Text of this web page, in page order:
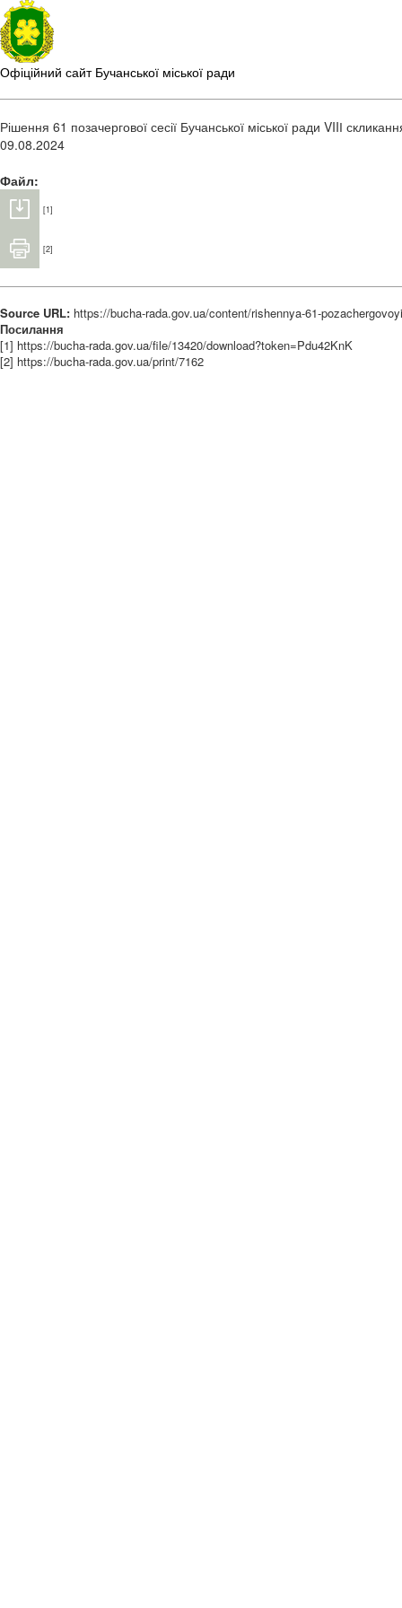
Офіційний сайт Бучанської міської ради
Рішення 61 позачергової сесії Бучанської міської ради VIIІ
09.08.2024
Файл:
[1]
[2]
Source URL: https://bucha-rada.gov.ua/content/rishennya-61-
Посилання
[1] https://bucha-rada.gov.ua/file/13420/download?token=Pdu42KnK
[2] https://bucha-rada.gov.ua/print/7162